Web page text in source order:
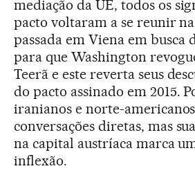
mediação da UE, todos os
pacto voltaram a se reunir
passada em Viena em busca
para que Washington
Teerã e este reverta seus
do pacto assinado em 2015.
iranianos e norte-
conversações diretas, mas
na capital austríaca marca
inflexão.